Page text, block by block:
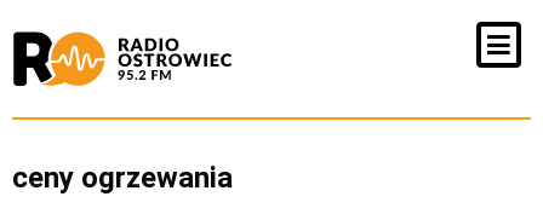
ceny ogrzewania